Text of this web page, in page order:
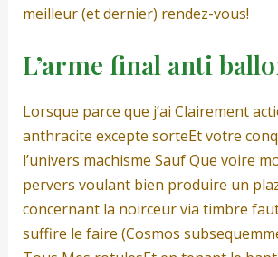
meilleur (et dernier) rendez-vous!
L’arme final anti
Lorsque parce que j’ai Clairement
anthracite excepte sorteEt votre
l’univers machisme Sauf Que voire
pervers voulant bien produire un
concernant la noirceur via timbre
suffire le faire (Cosmos